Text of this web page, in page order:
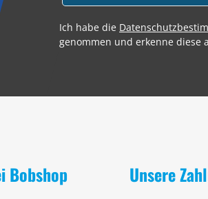
Ich habe die
genommen und erkenne diese
Bobshop Unsere